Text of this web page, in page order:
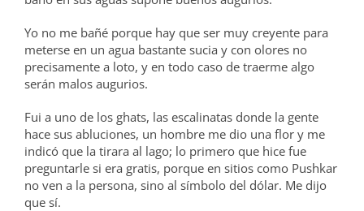
Yo no me bañé porque hay que ser muy creyente para
meterse en un agua bastante sucia y con olores no
precisamente a loto, y en todo caso de traerme algo
serán malos augurios.
Fui a uno de los ghats, las escalinatas donde la gente
hace sus abluciones, un hombre me dio una flor y me
indicó que la tirara al lago; lo primero que hice fue
preguntarle si era gratis, porque en sitios como Pushkar
no ven a la persona, sino al símbolo del dólar. Me dijo
que sí.